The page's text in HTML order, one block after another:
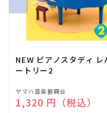
NEW ピアノスタディ レ
ートリー2
販
売
ヤマハ音楽振興会
通常価格
1,320 円（税込）